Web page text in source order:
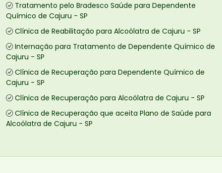
Tratamento pelo Bradesco Saúde para Dependente
Químico de Cajuru - SP
Clínica de Reabilitação para Alcoólatra de Cajuru - SP
Internação para Tratamento de Dependente Químico de
Cajuru - SP
Clínica de Recuperação para Dependente Químico de
Cajuru - SP
Clínica de Recuperação para Alcoólatra de Cajuru - SP
Clínica de Recuperação que aceita Plano de Saúde para
Alcoólatra de Cajuru - SP